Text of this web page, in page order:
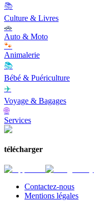
📚
Culture & Livres
🚗
Auto & Moto
🐾
Animalerie
📚
Bébé & Puériculture
✈️
Voyage & Bagages
🌐
Services
télécharger
Contactez-nous
Mentions légales